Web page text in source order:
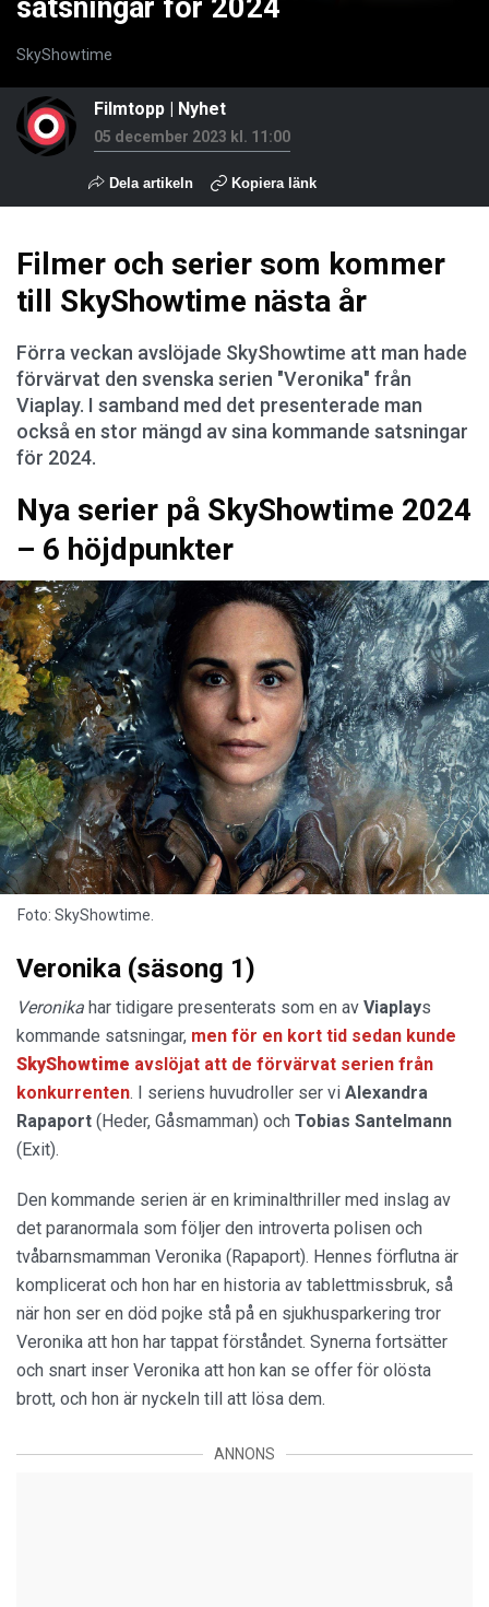
satsningar för 2024
SkyShowtime
Filmtopp Nyhet
05 december 2023 kl. 11:00
Dela artikeln Kopiera länk
Filmer och serier som kommer
till SkyShowtime nästa år
Förra veckan avslöjade SkyShowtime att man hade
förvärvat den svenska serien "Veronika" från
Viaplay. I samband med det presenterade man
också en stor mängd av sina kommande satsningar
för 2024.
Nya serier på SkyShowtime 2024
– 6 höjdpunkter
Foto: SkyShowtime.
Veronika (säsong 1)
Veronika har tidigare presenterats som en av Viaplays
kommande satsningar, men för en kort tid sedan kunde
SkyShowtime avslöjat att de förvärvat serien från
konkurrenten. I seriens huvudroller ser vi Alexandra
Rapaport (Heder, Gåsmamman) och Tobias Santelmann
(Exit).
Den kommande serien är en kriminalthriller med inslag av
det paranormala som följer den introverta polisen och
tvåbarnsmamman Veronika (Rapaport). Hennes förflutna är
komplicerat och hon har en historia av tablettmissbruk, så
när hon ser en död pojke stå på en sjukhusparkering tror
Veronika att hon har tappat förståndet. Synerna fortsätter
och snart inser Veronika att hon kan se offer för olösta
brott, och hon är nyckeln till att lösa dem.
ANNONS